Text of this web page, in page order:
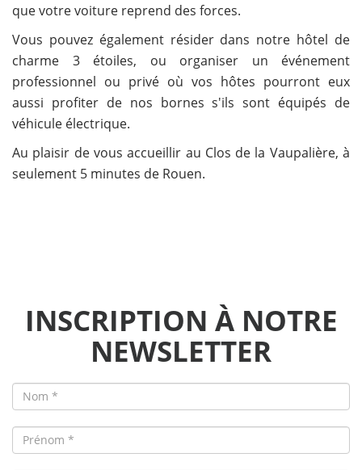
que votre voiture reprend des forces.
Vous pouvez également résider dans notre hôtel de
charme 3 étoiles, ou organiser un événement
professionnel ou privé où vos hôtes pourront eux
aussi profiter de nos bornes s'ils sont équipés de
véhicule électrique.
Au plaisir de vous accueillir au Clos de la Vaupalière, à
seulement 5 minutes de Rouen.
INSCRIPTION À NOTRE
NEWSLETTER